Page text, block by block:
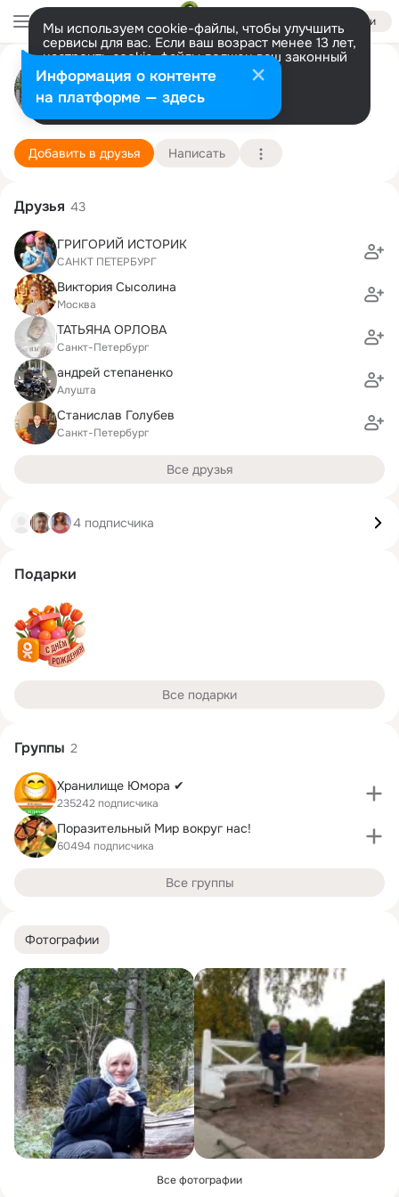
Войти
Мы используем cookie-файлы, чтобы улучшить
сервисы для вас. Если ваш возраст менее 13 лет,
настроить cookie-файлы должен ваш законный
представитель. Больше информации
Разрешить все Настроить
Елена Ключникова
Санкт-Петербург
Подробнее
Добавить в друзья Написать
Фотографии
Все фотографии
Друзья 43
ГРИГОРИЙ ИСТОРИК
САНКТ ПЕТЕРБУРГ
Виктория Сысолина
Москва
ТАТЬЯНА ОРЛОВА
Санкт-Петербург
андрей степаненко
Алушта
Станислав Голубев
Санкт-Петербург
Все друзья
4 подписчика
Подарки
Все подарки
Группы 2
Xpaнилищe Юмopa ✔
235242 подписчика
Поразительный Мир вокруг нас!
60494 подписчика
Все группы
Информация о контенте
на платформе — здесь